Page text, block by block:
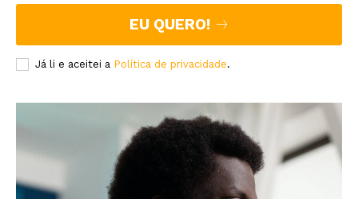
EU QUERO!
Já li e aceitei a Política de privacidade.